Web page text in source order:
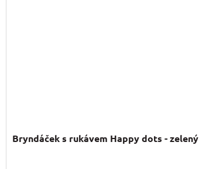
Bryndáček s rukávem Happy dots - zelený